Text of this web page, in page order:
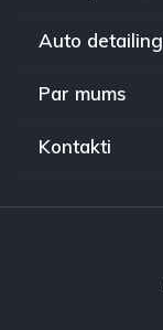
Auto detailing
Par mums
Kontakti